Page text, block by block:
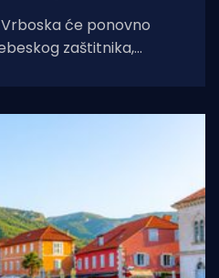
Vrboska će ponovno
zaštitnika,